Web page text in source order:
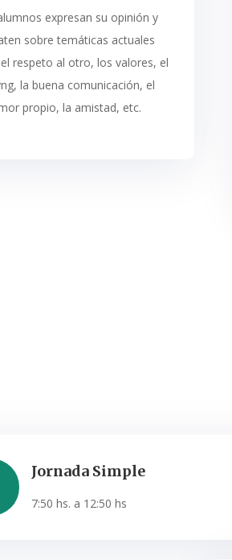
expresan su opinión y
sobre temáticas actuales
respeto al otro, los valores, el
la buena comunicación, el
propio, la amistad, etc.
Jornada Simple
7:50 hs. a 12:50 hs